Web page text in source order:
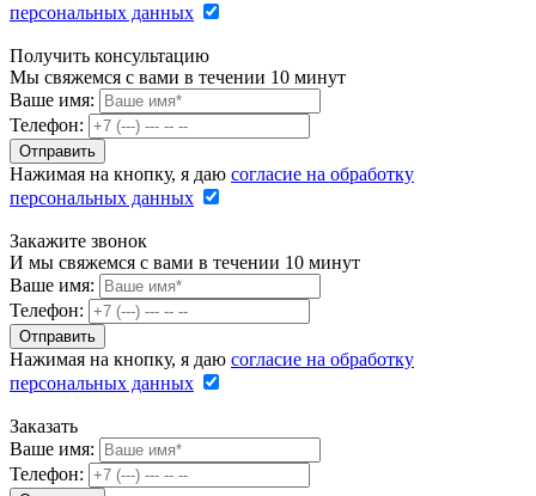
персональных данных
Получить консультацию
Мы свяжемся с вами в течении 10 минут
Ваше имя:
Телефон:
Нажимая на кнопку, я даю согласие на обработку
персональных данных
Закажите звонок
И мы свяжемся с вами в течении 10 минут
Ваше имя:
Телефон:
Нажимая на кнопку, я даю согласие на обработку
персональных данных
Заказать
Ваше имя:
Телефон: